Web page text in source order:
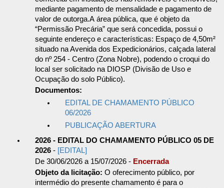
mediante pagamento de mensalidade e pagamento de
valor de outorga.A área pública, que é objeto da
“Permissão Precária” que será concedida, possui o
seguinte endereço e características: Espaço de 4,50m²
situado na Avenida dos Expedicionários, calçada lateral
do nº 254 - Centro (Zona Nobre), podendo o croqui do
local ser solicitado na DIOSP (Divisão de Uso e
Ocupação do solo Público).
Documentos:
EDITAL DE CHAMAMENTO PÚBLICO
06/2026
PUBLICAÇÃO ABERTURA
2026 - EDITAL DO CHAMAMENTO PÚBLICO 05 DE
2026 - [EDITAL]
De 30/06/2026 a 15/07/2026 - Encerrada
Objeto da licitação: O oferecimento público, por
intermédio do presente chamamento é para o